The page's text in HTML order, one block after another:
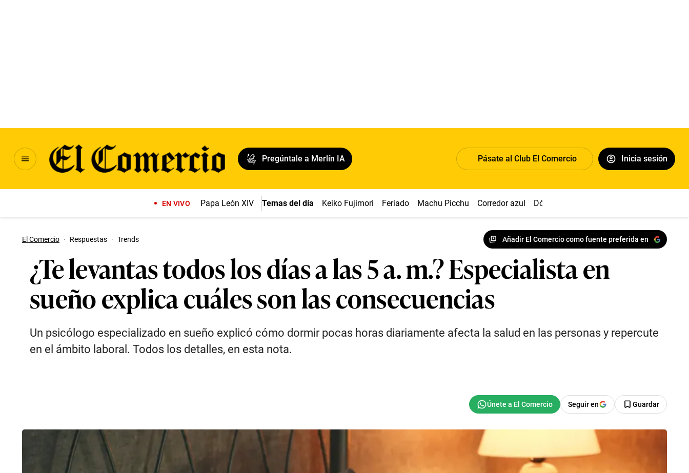
Pregúntale a Merlín IA Pásate al Club El Comercio Inicia sesión
EN VIVO Papa León XIV Temas del día Keiko Fujimori Feriado Machu Picchu Corredor azul Dólar
El Comercio · Respuestas · Trends Añadir El Comercio como fuente preferida en
¿Te levantas todos los días a las 5 a. m.? Especialista en
sueño explica cuáles son las consecuencias
Un psicólogo especializado en sueño explicó cómo dormir pocas horas diariamente afecta la salud en las personas y repercute
en el ámbito laboral. Todos los detalles, en esta nota.
Seguir en Guardar